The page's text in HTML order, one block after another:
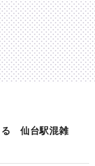
る 仙台駅混雑